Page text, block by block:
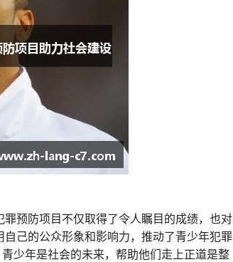
预防项目不仅取得了令人瞩目的成绩，也对
己的公众形象和影响力，推动了青少年犯罪
少年是社会的未来，帮助他们走上正道是整